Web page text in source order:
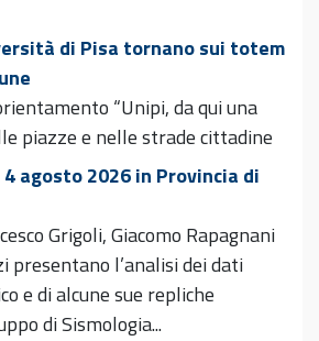
di Pisa tornano sui totem
“Unipi, da qui una
piazze e nelle strade cittadine
agosto 2026 in Provincia di
Grigoli, Giacomo Rapagnani
presentano l’analisi dei dati
e di alcune sue repliche
di Sismologia...